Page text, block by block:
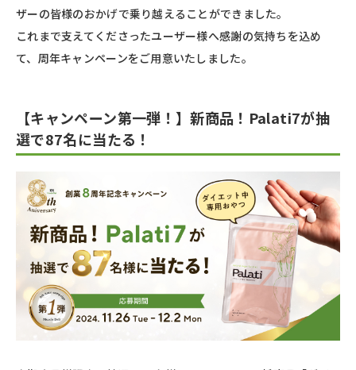
ザーの皆様のおかげで乗り越えることができました。
これまで支えてくださったユーザー様へ感謝の気持ちを込め
て、周年キャンペーンをご用意いたしました。
【キャンペーン第一弾！】新商品！Palati7が抽
選で87名に当たる！